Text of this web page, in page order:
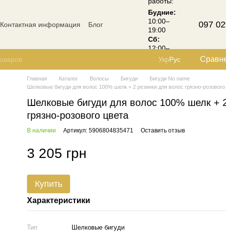
Контактная информация
Блог
Будние:
10:00–
19:00
Сб:
12:00–
18:00
097
УкрРус
Главная Каталог Волосы Бигуди
Бигуди No name
Шелковые бигуди для волос 100% шелк + 2 резинки для волос грязно-розового
Шелковые бигуди для волос 100% шелк +
грязно-розового цвета
В наличии Артикул: 5906804835471 Оставить отзыв
3 205 грн
Купить
Характеристики
Тип
Шелковые бигуди